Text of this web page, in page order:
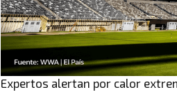
Expertos alertan por calor